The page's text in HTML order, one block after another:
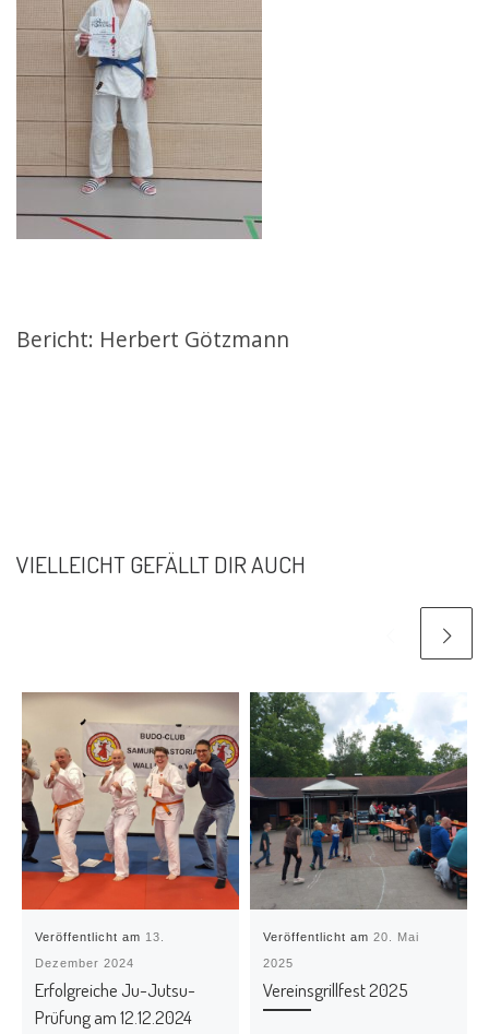
Bericht: Herbert Götzmann
VIELLEICHT GEFÄLLT DIR AUCH
Veröffentlicht am 13.
Dezember 2024
Erfolgreiche Ju-Jutsu-
Prüfung am 12.12.2024
Veröffentlicht am20. Mai
2025
Vereinsgrillfest 2025